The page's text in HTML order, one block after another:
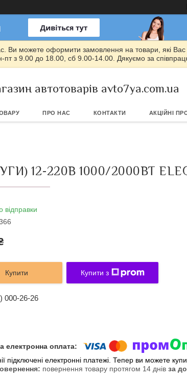
Ви можете оформити замовлення на товари, які Вас
з 9.00 до 18.00, сб 9.00-14.00. Дякуємо за
автотоварів avto7ya.com.ua
ПРО НАС КОНТАКТИ АКЦІЙНІ
220В 1000/2000ВТ
відправки
Купити Купити з
000-26-26
підключені електронні платежі. Тепер ви можете
повернення товару протягом 14 днів за